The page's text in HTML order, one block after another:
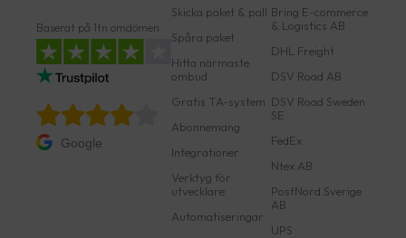
Baserat på 1tn omdömen
Google
Skicka paket & pall
Spåra paket
Hitta närmaste
ombud
Gratis TA-system
Abonnemang
Integrationer
Verktyg för
utvecklare
Automatiseringar
Bring E-commerce
& Logistics AB
DHL Freight
DSV Road AB
DSV Road Sweden
SE
FedEx
Ntex AB
PostNord Sverige
AB
UPS